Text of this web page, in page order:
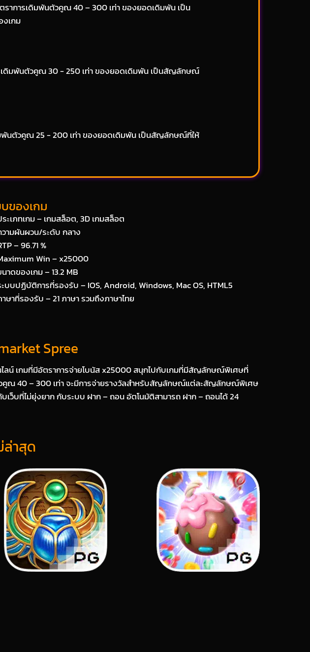
ารเดิมพันตัวคูณ 40 – 300 เท่า ของยอดเดิมพัน เป็น
เกม
มพันตัวคูณ 30 - 250 เท่า ของยอดเดิมพัน เป็นสัญลักษณ์
ตัวคูณ 25 - 200 เท่า ของยอดเดิมพัน เป็นสัญลักษณ์ที่ให้
ของเกม
ะเภทเกม – เกมสล็อต, 3D เกมสล็อต
ามผันผวน/ระดับ กลาง
– 96.71 %
Win – x25000
าดของเกม – 13.2 MB
บบปฏิบัติการที่รองรับ – IOS, Android, Windows, Mac OS, HTML5
ษาที่รองรับ – 21 ภาษา รวมถึงภาษาไทย
Spree
ลน์ เกมที่มีอัตราการจ่ายโบนัส x25000 สนุกไปกับเกมที่มีสัญลักษณ์พิเศษที่
ณ 40 – 300 เท่า จะมีการจ่ายรางวัลสำหรับสัญลักษณ์แต่ละสัญลักษณ์พิเศษ
ว็บที่ไม่ยุ่งยาก กับระบบ ฝาก – ถอน อัตโนมัติสามารถ ฝาก – ถอนได้ 24
ล่าสุด